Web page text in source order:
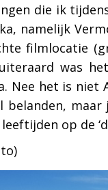
die ik
namelijk
filmlocatie
was
Nee het is
belanden,
op de